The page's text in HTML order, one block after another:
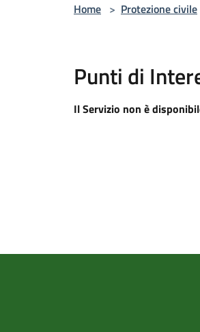
Home > Protezione civile
Punti di
Il Servizio non è